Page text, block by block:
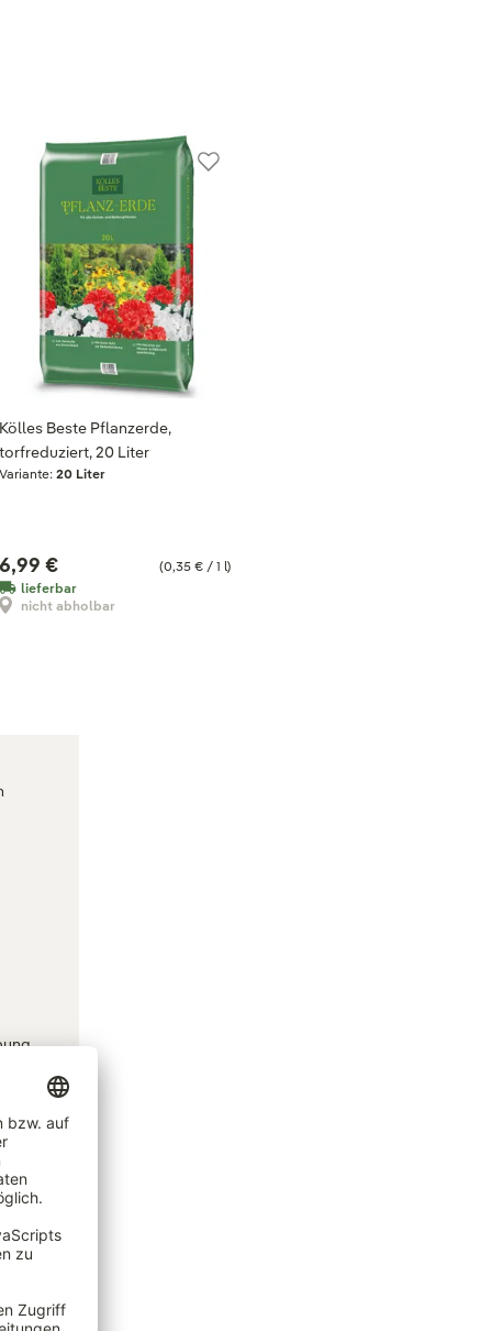
Kölles Beste Pflanzerde,
torfreduziert, 20 Liter
Variante:20 Liter
(0,35 € / 1 l)
6,99 €
lieferbar
nicht abholbar